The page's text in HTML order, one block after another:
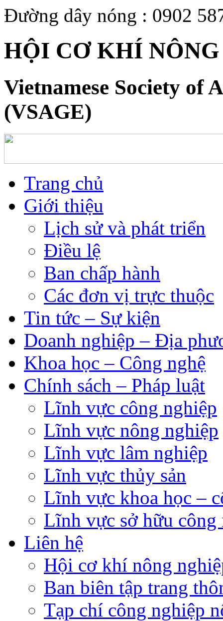
Đường dây nóng : 0902
HỘI CƠ KHÍ
Vietnamese Society of
(VSAGE)
Trang chủ
Giới thiệu
Lịch sử và phát triển
Điều lệ
Ban chấp hành
Các đơn vị trực thuộc
Tin tức – Sự kiện
Doanh nghiệp – Địa
Khoa học – Công nghệ
Chính sách – Pháp luật
Lĩnh vực công nghiệp
Lĩnh vực nông nghiệp
Lĩnh vực lâm nghiệp
Lĩnh vực thủy sản
Lĩnh vực khoa học –
Lĩnh vực sở hữu công
Liên hệ
Hội cơ khí nông
Ban biên tập trang
Tạp chí công nghiệp